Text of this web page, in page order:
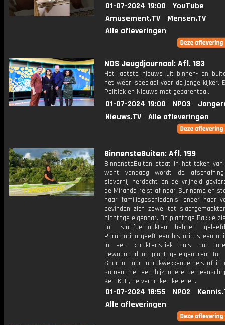
01-07-2024 19:00
YouTube
Amusement.TV
Mensen.TV
Alle afleveringen
NOS Jeugdjournaal: Afl. 183
Het laatste nieuws uit binnen- en
het weer, speciaal voor de jonge kijker.
Politiek en Nieuws met gebarentaal.
01-07-2024 19:00 NPO3
Nieuws.TV
Alle afleveringen
BinnensteBuiten: Afl. 199
BinnensteBuiten staat in het teken
want vandaag wordt de
slavernij herdacht en de vrijheid
de Miranda reist af naar Suriname en
haar familiegeschiedenis; onder haar
bevinden zich zowel tot
plantage-eigenaar. Op plantage Bakkie
tot slaafgemaakten hebben
Paramaribo geeft een historicus een
in een karakteristiek huis dat
bewoond door plantage-eigenaren.
Sharon haar indrukwekkende reis af in
samen met een bijzondere
Keti Koti, de verbroken ketenen.
01-07-2024 18:55 NPO2
Alle afleveringen